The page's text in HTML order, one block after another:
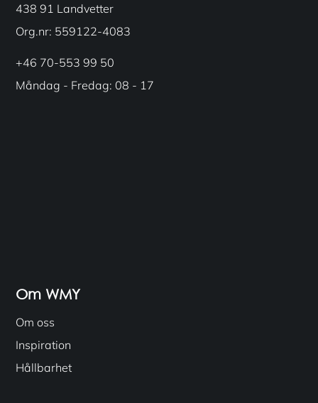
438 91 Landvetter
Org.nr: 559122-4083
+46 70-553 99 50
Måndag - Fredag: 08 - 17
Om WMY
Om oss
Inspiration
Hållbarhet